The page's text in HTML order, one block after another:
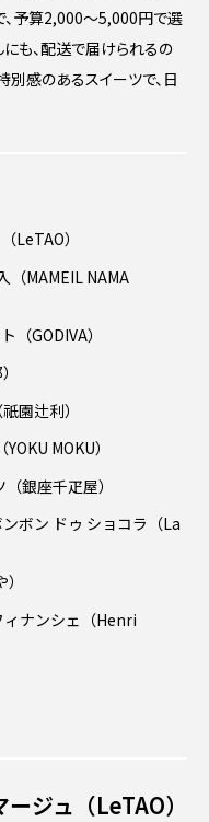
予算2,000〜5,000円で選
も、配送で届けられるの
別感のあるスイーツで、日
LeTAO）
（MAMEIL NAMA
（GODIVA）
園辻利）
MOKU）
銀座千疋屋）
ボン ドゥ ショコラ（La
ィナンシェ（Henri
ジュ（LeTAO）